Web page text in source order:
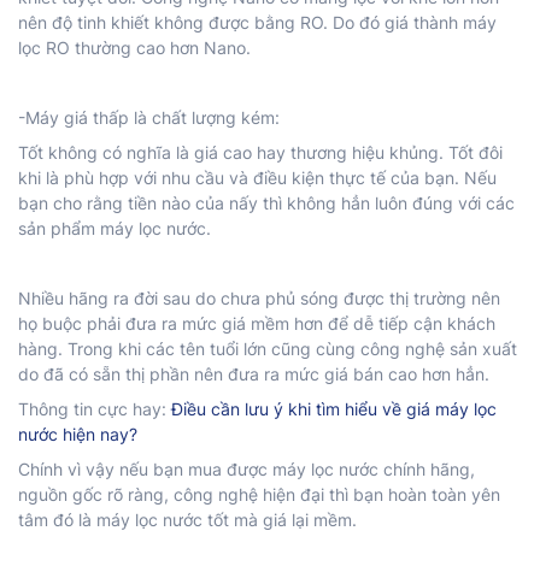
nên độ tinh khiết không được bằng RO. Do đó giá thành máy
lọc RO thường cao hơn Nano.
-Máy giá thấp là chất lượng kém:
Tốt không có nghĩa là giá cao hay thương hiệu khủng. Tốt đôi
khi là phù hợp với nhu cầu và điều kiện thực tế của bạn. Nếu
bạn cho rằng tiền nào của nấy thì không hẳn luôn đúng với các
sản phẩm máy lọc nước.
Nhiều hãng ra đời sau do chưa phủ sóng được thị trường nên
họ buộc phải đưa ra mức giá mềm hơn để dễ tiếp cận khách
hàng. Trong khi các tên tuổi lớn cũng cùng công nghệ sản xuất
do đã có sẵn thị phần nên đưa ra mức giá bán cao hơn hẳn.
Thông tin cực hay:Điều cần lưu ý khi tìm hiểu về giá máy lọc
nước hiện nay?
Chính vì vậy nếu bạn mua được máy lọc nước chính hãng,
nguồn gốc rõ ràng, công nghệ hiện đại thì bạn hoàn toàn yên
tâm đó là máy lọc nước tốt mà giá lại mềm.